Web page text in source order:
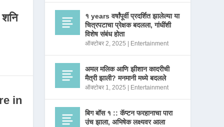
in
१ years वर्षांपूर्वी प्रदर्शित झालेल्या या
चित्रपटाचा प्रेक्षक बदलला, गांधींशी
विशेष संबंध होता
ऑक्टोबर 2, 2025 Entertainment
अमल मलिक आणि झीशान कादरीची
मैत्री झाली? मनमानी मध्ये बदलले
ऑक्टोबर 1, 2025 Entertainment
बिग बॉस १ :: कॅप्टन फरहानाचा पारा
उंच झाला, अभिषेक लक्ष्यवर आला